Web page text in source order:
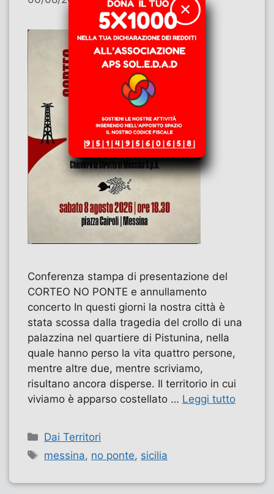
Conferenza stampa di presentazione del
CORTEO NO PONTE e annullamento
concerto In questi giorni la nostra città è
stata scossa dalla tragedia del crollo di una
palazzina nel quartiere di Pistunina, nella
quale hanno perso la vita quattro persone,
mentre altre due, mentre scriviamo,
risultano ancora disperse. Il territorio in cui
viviamo è apparso costellato … Leggi tutto
Categorie
Dai Territori
Tag
messina, no ponte, sicilia
✕